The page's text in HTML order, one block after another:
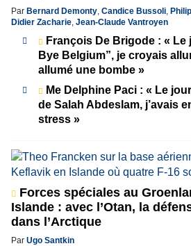
Par Bernard Demonty, Candice Bussoli,
Didier Zacharie, Jean-Claude Vantroyen
François De Brigode : « Le
Bye Belgium”, je croyais
allumé une bombe »
Me Delphine Paci : « Le
de Salah Abdeslam, j’avais
stress »
Forces spéciales au
Islande : avec l’Otan, la
dans l’Arctique
Par Ugo Santkin